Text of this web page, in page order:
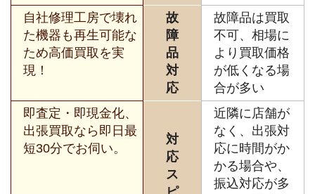
自社修理工房で壊れ
た機器も再生可能な
ため高価買取を実
現！
故
障
品
対
応
故障品は買取
不可、相場に
より買取価格
が低くなる場
合が多い
即査定・即現金化、
出張買取なら即日最
短30分でお伺い。
対
応
ス
近隣に店舗が
なく、出張対
応に時間がか
かる場合や、
振込対応が多